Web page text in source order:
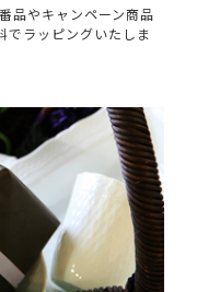
品やキャンペーン商品
でラッピングいたしま